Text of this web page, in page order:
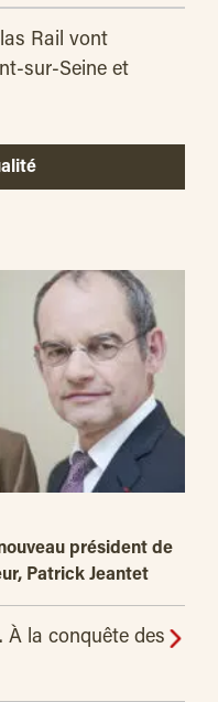
Rail vont
sur-Seine et
président de
Patrick Jeantet
À la conquête des